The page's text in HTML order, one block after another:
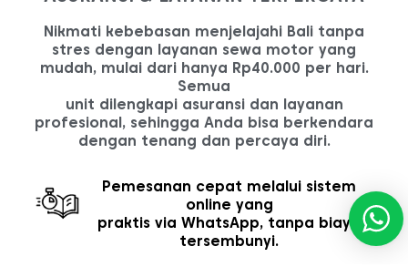
Nikmati kebebasan menjelajahi Bali tanpa
stres dengan layanan sewa motor yang
mudah, mulai dari hanya Rp40.000 per hari.
Semua
unit dilengkapi asuransi dan layanan
profesional, sehingga Anda bisa berkendara
dengan tenang dan percaya diri.
Pemesanan cepat melalui sistem
online yang
praktis via WhatsApp, tanpa biaya
tersembunyi.